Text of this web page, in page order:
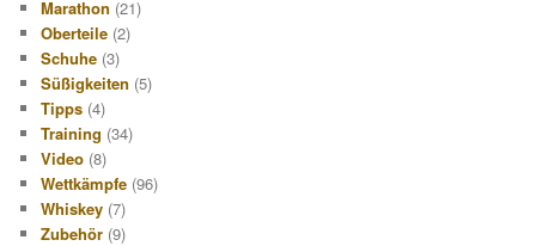
Marathon (21)
Oberteile (2)
Schuhe (3)
Süßigkeiten (5)
Tipps (4)
Training (34)
Video (8)
Wettkämpfe (96)
Whiskey (7)
Zubehör (9)